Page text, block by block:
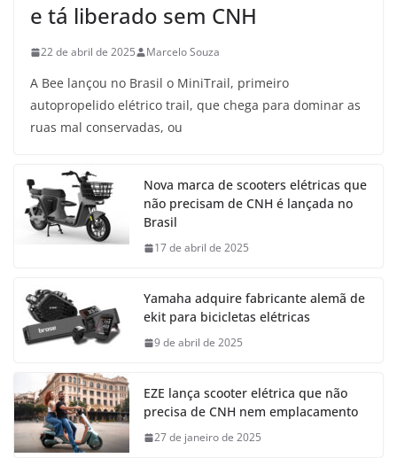
e tá liberado sem CNH
22 de abril de 2025 Marcelo Souza
A Bee lançou no Brasil o MiniTrail, primeiro
autopropelido elétrico trail, que chega para dominar as
ruas mal conservadas, ou
Nova marca de scooters elétricas que
não precisam de CNH é lançada no
Brasil
17 de abril de 2025
Yamaha adquire fabricante alemã de
ekit para bicicletas elétricas
9 de abril de 2025
EZE lança scooter elétrica que não
precisa de CNH nem emplacamento
27 de janeiro de 2025